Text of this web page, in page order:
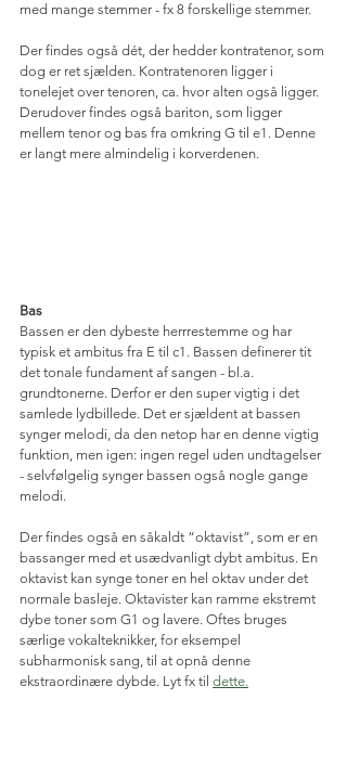
med mange stemmer - fx 8 forskellige stemmer.
Der findes også dét, der hedder kontratenor, som
dog er ret sjælden. Kontratenoren ligger i
tonelejet over tenoren, ca. hvor alten også ligger.
Derudover findes også bariton, som ligger
mellem tenor og bas fra omkring G til e1. Denne
er langt mere almindelig i korverdenen.
Bas
Bassen er den dybeste herrrestemme og har
typisk et ambitus fra E til c1. Bassen definerer tit
det tonale fundament af sangen - bl.a.
grundtonerne. Derfor er den super vigtig i det
samlede lydbillede. Det er sjældent at bassen
synger melodi, da den netop har en denne vigtig
funktion, men igen: ingen regel uden undtagelser
- selvfølgelig synger bassen også nogle gange
melodi.
Der findes også en såkaldt “oktavist”, som er en
bassanger med et usædvanligt dybt ambitus. En
oktavist kan synge toner en hel oktav under det
normale basleje. Oktavister kan ramme ekstremt
dybe toner som G1 og lavere. Oftes bruges
særlige vokalteknikker, for eksempel
subharmonisk sang, til at opnå denne
ekstraordinære dybde. Lyt fx til dette.